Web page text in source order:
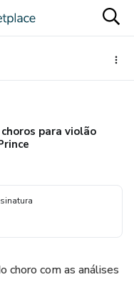
para violão
choro com as análises